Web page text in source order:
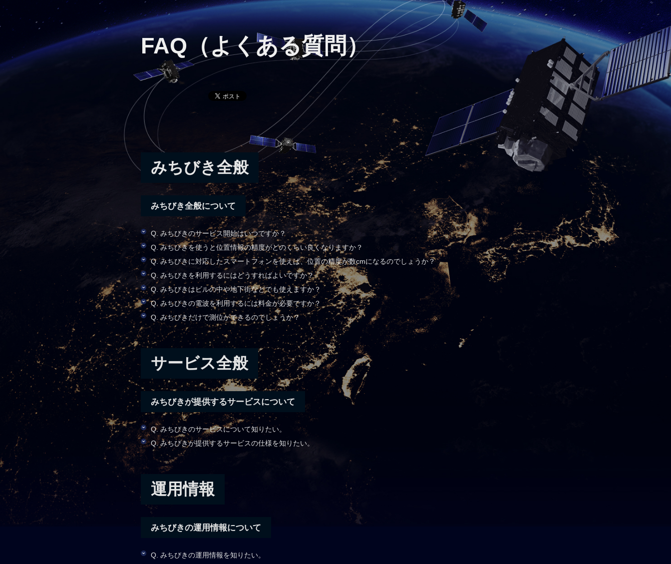
FAQ（よくある質問）
みちびき全般
みちびき全般について
Q. みちびきのサービス開始はいつですか？
Q. みちびきを使うと位置情報の精度がどのくらい良くなりますか？
Q. みちびきに対応したスマートフォンを使えば、位置の精度が数cmになるのでしょうか？
Q. みちびきを利用するにはどうすればよいですか？
Q. みちびきはビルの中や地下街などでも使えますか？
Q. みちびきの電波を利用するには料金が必要ですか？
Q. みちびきだけで測位ができるのでしょうか？
サービス全般
みちびきが提供するサービスについて
Q. みちびきのサービスについて知りたい。
Q. みちびきが提供するサービスの仕様を知りたい。
運用情報
みちびきの運用情報について
Q. みちびきの運用情報を知りたい。